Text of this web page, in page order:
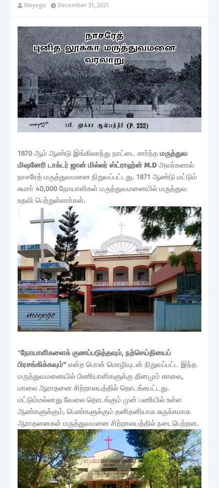
Meyego December 31, 2021
1870 ஆம் ஆண்டு இங்கிலாந்து நாட்டை சாா்ந்த மருத்துவ
மிஷனேரி டாக்டர் ஜான் மில்லர் ஸ்ட்ராஹ்ன் M.D அவர்களால்
நாசரேத் மருத்துவமனை நிறுவப்பட்டது. 1871 ஆண்டு மட்டும்
சுமாா் 40,000 நோயாளிகள் மருத்துவமனையில் மருத்துவ
உதவி பெற்றுள்ளாா்கள்.
"நோயாளிகளைக் குணப்படுத்தவும், நற்செய்தியைப்
பிரசங்கிக்கவும்" என்ற பொன் மொழியுடன் நிறுவப்பட்ட இந்த
மருத்துவமனையில் பிணியாளிகளுக்கு தினமும் காலை,
மாலை ஆராதனை சிற்றாலயத்தில் தொடங்கபட்டது.
மட்டும்மல்லாது வேலை தொடங்கும் முன் பணியில் உள்ள
ஆண்களுக்கும், பெண்களுக்கும் தனிதனியாக சுருக்கமாக
ஆராதனைகள் மருத்துவமனை சிற்றாலயத்தில் நடைபெற்றன.